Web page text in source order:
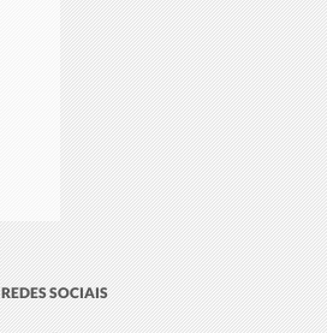
REDES SOCIAIS